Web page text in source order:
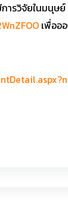
รวิจัยในมนุษ
เพื่ออ